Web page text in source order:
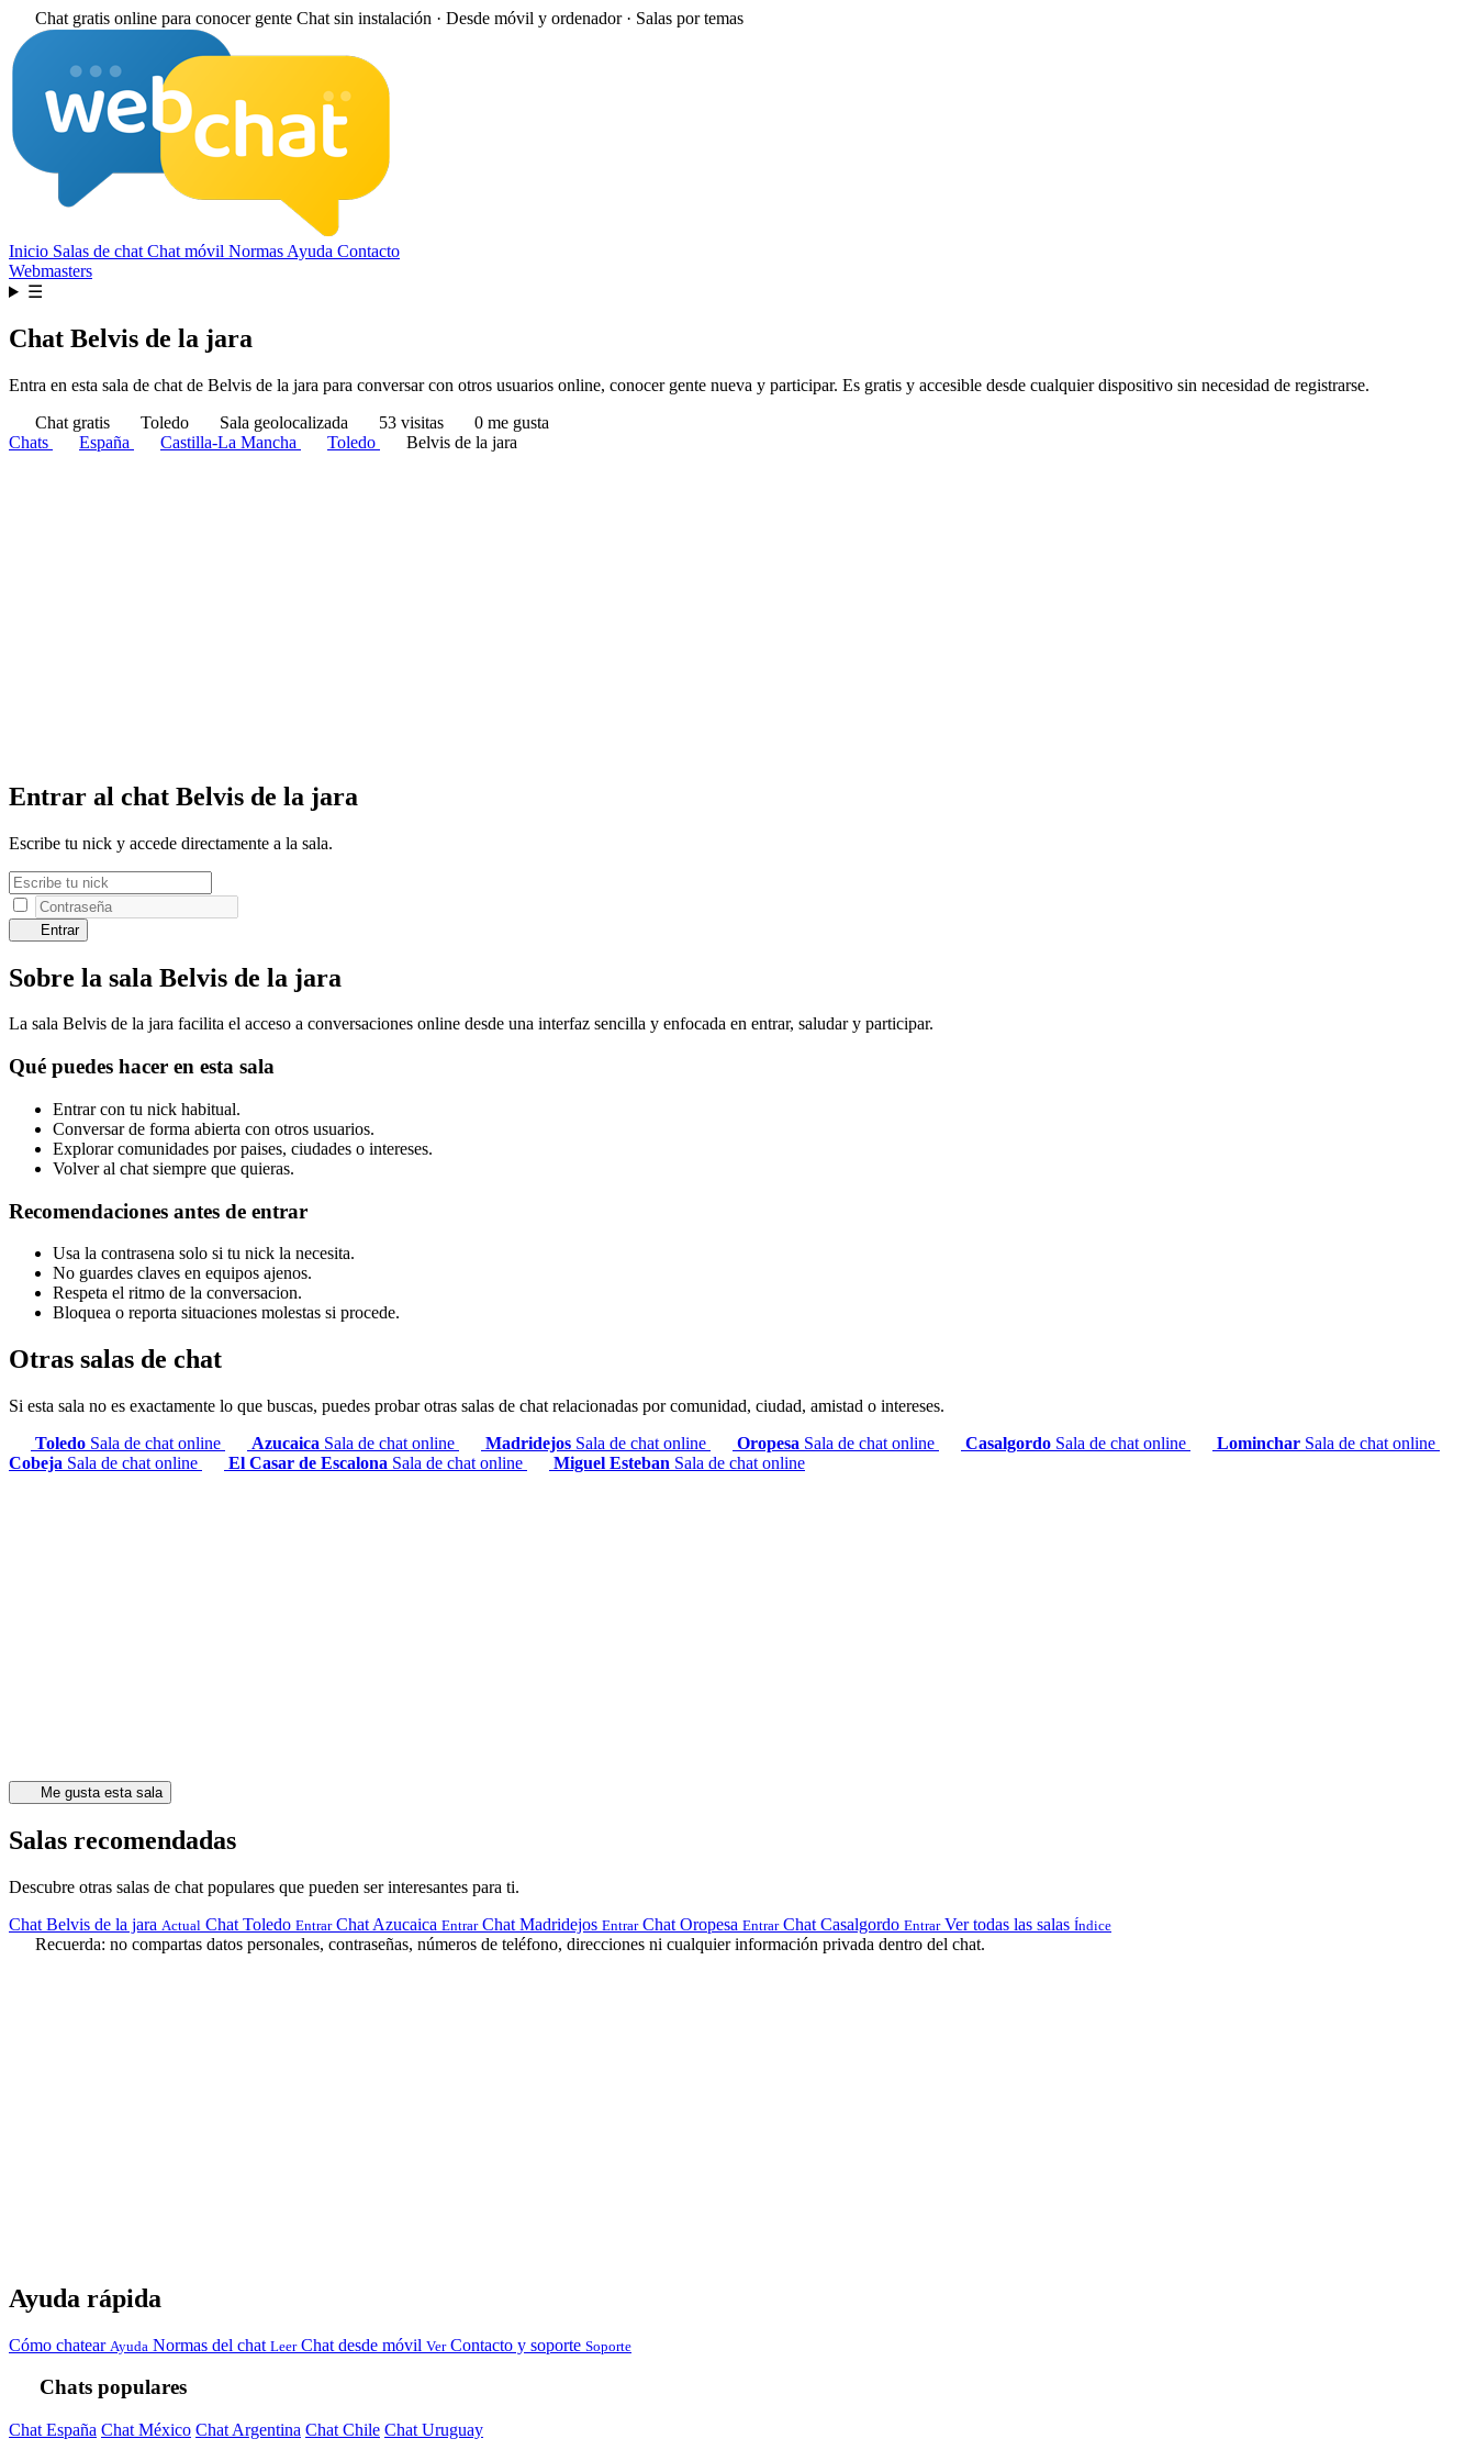
Chat gratis online para conocer gente Chat sin instalación · Desde móvil y ordenador · Salas por temas
Inicio Salas de chat Chat móvil Normas Ayuda Contacto
Webmasters
☰
Chat Belvis de la jara
Entra en esta sala de chat de Belvis de la jara para conversar con otros usuarios online, conocer gente nueva y participar. Es gratis y accesible desde cualquier dispositivo sin necesidad de registrarse.
Chat gratis
Toledo Sala geolocalizada 53 visitas
0 me gusta
Chats
España Castilla-La Mancha Toledo Belvis de la jara
Entrar al chat Belvis de la jara
Escribe tu nick y accede directamente a la sala.
Entrar
Sobre la sala Belvis de la jara
La sala Belvis de la jara facilita el acceso a conversaciones online desde una interfaz sencilla y enfocada en entrar, saludar y participar.
Qué puedes hacer en esta sala
Entrar con tu nick habitual.
Conversar de forma abierta con otros usuarios.
Explorar comunidades por paises, ciudades o intereses.
Volver al chat siempre que quieras.
Recomendaciones antes de entrar
Usa la contrasena solo si tu nick la necesita.
No guardes claves en equipos ajenos.
Respeta el ritmo de la conversacion.
Bloquea o reporta situaciones molestas si procede.
Otras salas de chat
Si esta sala no es exactamente lo que buscas, puedes probar otras salas de chat relacionadas por comunidad, ciudad, amistad o intereses.
Toledo Sala de chat online Azucaica Sala de chat online Madridejos Sala de chat online Oropesa Sala de chat online Casalgordo Sala de chat online Lominchar Sala de chat online
Cobeja Sala de chat online El Casar de Escalona Sala de chat online Miguel Esteban Sala de chat online
Me gusta esta sala
Salas recomendadas
Descubre otras salas de chat populares que pueden ser interesantes para ti.
Chat Belvis de la jara Actual Chat Toledo Entrar Chat Azucaica Entrar Chat Madridejos Entrar Chat Oropesa Entrar Chat Casalgordo Entrar Ver todas las salas Índice
Recuerda: no compartas datos personales, contraseñas, números de teléfono, direcciones ni cualquier información privada dentro del chat.
Ayuda rápida
Cómo chatear Ayuda Normas del chat Leer Chat desde móvil Ver Contacto y soporte Soporte
Chats populares
Chat España Chat México Chat Argentina Chat Chile Chat Uruguay